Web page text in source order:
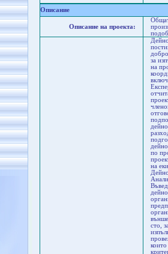
Описание
Описание на проекта:
за
на
по
на
сто,